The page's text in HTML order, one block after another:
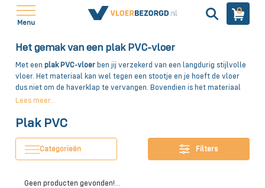
Menu
0
Het gemak van een plak PVC-vloer
Met eenplak PVC-vloer ben jij verzekerd van een langdurig stijlvolle
vloer. Het materiaal kan wel tegen een stootje en je hoeft de vloer
dus niet om de haverklap te vervangen. Bovendien is het materiaal
bijzonder stijlvol. Weinig onderhoud, veel genieten!
Lees meer...
Plak PVC
Categorieën Filters
Geen producten gevonden!...